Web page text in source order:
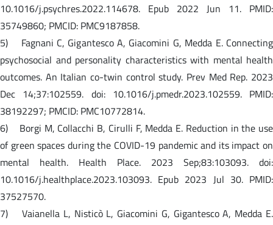
10.1016/j.psychres.2022.114678. Epub 2022 Jun 11. PMID:
35749860; PMCID: PMC9187858.
5) Fagnani C, Gigantesco A, Giacomini G, Medda E. Connecting
psychosocial and personality characteristics with mental health
outcomes. An Italian co-twin control study. Prev Med Rep. 2023
Dec 14;37:102559. doi: 10.1016/j.pmedr.2023.102559. PMID:
38192297; PMCID: PMC10772814.
6) Borgi M, Collacchi B, Cirulli F, Medda E. Reduction in the use
of green spaces during the COVID-19 pandemic and its impact on
mental health. Health Place. 2023 Sep;83:103093. doi:
10.1016/j.healthplace.2023.103093. Epub 2023 Jul 30. PMID:
37527570.
7) Vaianella L, Nisticò L, Giacomini G, Gigantesco A, Medda E.